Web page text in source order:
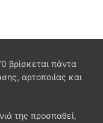
βρίσκεται πάντα
αρτοποιίας και
της προσπαθεί,